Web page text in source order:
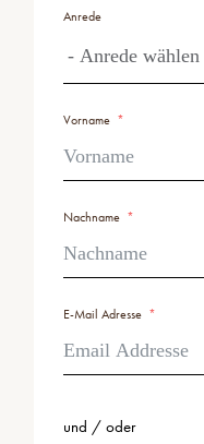
Anrede
Vorname
Nachname
E-Mail Adresse
und / oder